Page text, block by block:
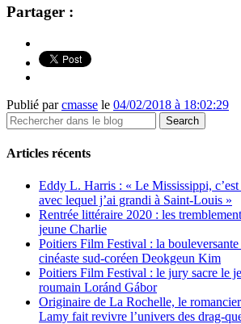
Partager :
Publié parcmasse le 04/02/2018 à 18:02:29
Articles récents
Eddy L. Harris : « Le Mississippi,
avec lequel j’ai grandi à Saint-Louis »
Rentrée littéraire 2020 : les
jeune Charlie
Poitiers Film Festival : la
cinéaste sud-coréen Deokgeun Kim
Poitiers Film Festival : le jury sacre le
roumain Loránd Gábor
Originaire de La Rochelle, le
Lamy fait revivre l’univers des drag-